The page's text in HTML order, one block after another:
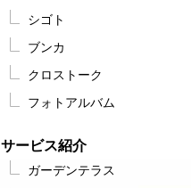
シゴト
ブンカ
クロストーク
フォトアルバム
サービス紹介
ガーデンテラス